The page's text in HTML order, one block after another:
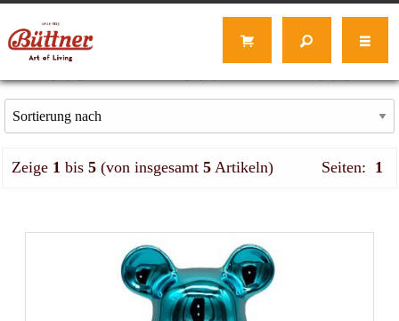
Zeige 1 bis 5(von insgesamt 5Artikeln) Seiten: 1